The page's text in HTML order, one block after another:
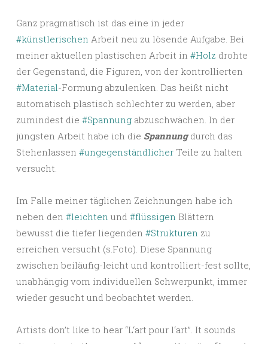
Ganz pragmatisch ist das eine in jeder
#künstlerischen Arbeit neu zu lösende Aufgabe. Bei
meiner aktuellen plastischen Arbeit in #Holz drohte
der Gegenstand, die Figuren, von der kontrollierten
#Material-Formung abzulenken. Das heißt nicht
automatisch plastisch schlechter zu werden, aber
zumindest die #Spannung abzuschwächen. In der
jüngsten Arbeit habe ich die Spannungdurch das
Stehenlassen #ungegenständlicher Teile zu halten
versucht.
Im Falle meiner täglichen Zeichnungen habe ich
neben den #leichten und #flüssigen Blättern
bewusst die tiefer liegenden #Strukturen zu
erreichen versucht (s.Foto). Diese Spannung
zwischen beiläufig-leicht und kontrolliert-fest sollte,
unabhängig vom individuellen Schwerpunkt, immer
wieder gesucht und beobachtet werden.
Artists don’t like to hear “L‘art pour l‘art”. It sounds